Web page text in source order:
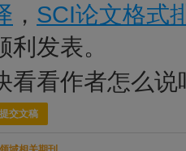
， SCI论文格式
利发表。
看看作者怎么说
提交文稿